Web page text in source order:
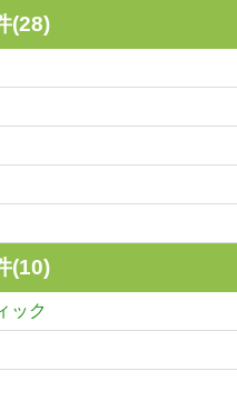
(28)
(10)
ック